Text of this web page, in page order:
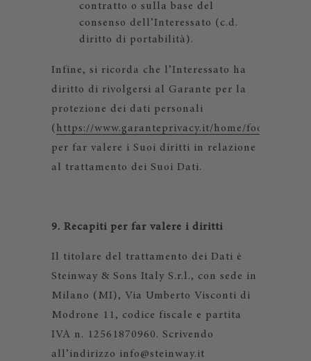
contratto o sulla base del
consenso dell’Interessato (c.d.
diritto di portabilità).
Infine, si ricorda che l’Interessato ha
diritto di rivolgersi al Garante per la
protezione dei dati personali
( https://www.garanteprivacy.it/home/footer/
per far valere i Suoi diritti in relazione
al trattamento dei Suoi Dati.
9. Recapiti per far valere i diritti
Il titolare del trattamento dei Dati è
Steinway & Sons Italy S.r.l., con sede in
Milano (MI), Via Umberto Visconti di
Modrone 11, codice fiscale e partita
IVA n. 12561870960. Scrivendo
all’indirizzo info@steinway.it